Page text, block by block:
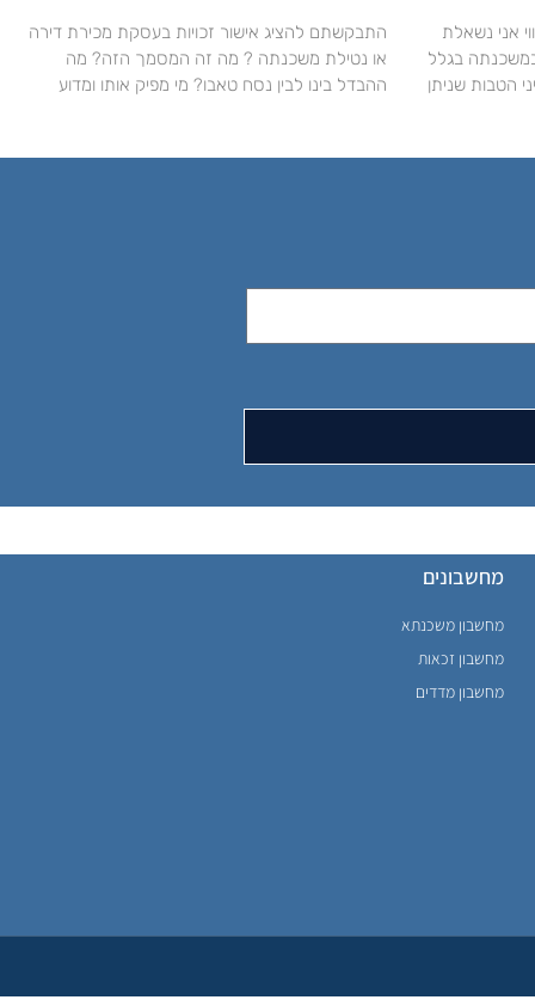
אני נשאלת
בגלל
הטבות שניתן
התבקשתם להציג אישור זכויות בעסקת מכירת דירה
או נטילת משכנתה ? מה זה המסמך הזה? מה
ההבדל בינו לבין נסח טאבו? מי מפיק אותו ומדוע
מחשבונים
מחשבון משכנתא
מחשבון זכאות
מחשבון מדדים